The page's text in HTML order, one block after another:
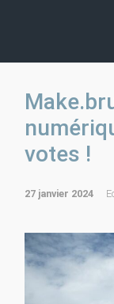
votes !
27 janvier 2024